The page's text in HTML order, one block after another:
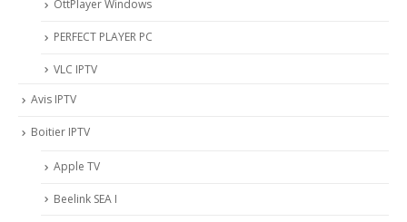
OttPlayer Windows
PERFECT PLAYER PC
VLC IPTV
Avis IPTV
Boitier IPTV
Apple TV
Beelink SEA I